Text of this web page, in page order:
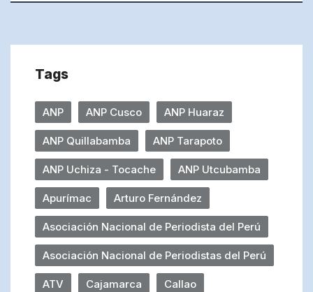
Tags
ANP ANP Cusco ANP Huaraz
ANP Quillabamba ANP Tarapoto
ANP Uchiza - Tocache ANP Utcubamba
Apurímac Arturo Fernández
Asociación Nacional de Periodista del Perú
Asociación Nacional de Periodistas del Perú
ATV Cajamarca Callao